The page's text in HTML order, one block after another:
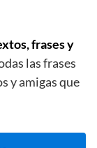
frases y
las frases
y amigas que